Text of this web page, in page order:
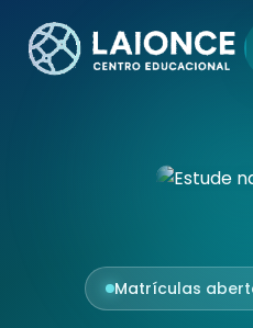
Matrículas